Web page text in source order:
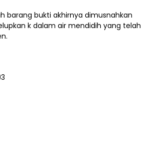
barang bukti akhirnya dimusnahkan
k dalam air mendidih yang telah